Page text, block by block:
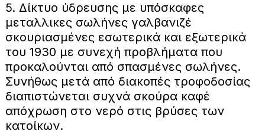
5. Δίκτυο ύδρευσης με υπόσκαφες
μεταλλικες σωλήνες γαλβανιζέ
σκουριασμένες εσωτερικά και εξωτερικά
του 1930 με συνεχή προβλήματα που
προκαλούνται από σπασμένες σωλήνες.
Συνήθως μετά από διακοπές τροφοδοσίας
διαπιστώνεται συχνά σκούρα καφέ
απόχρωση στο νερό στις βρύσες των
κατοίκων.